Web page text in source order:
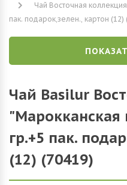
Чай Восточная
пак. подарок,зелен., картон (12)
Чай Basilur
"Марокканская
гр.+5 пак.
(12) (70419)